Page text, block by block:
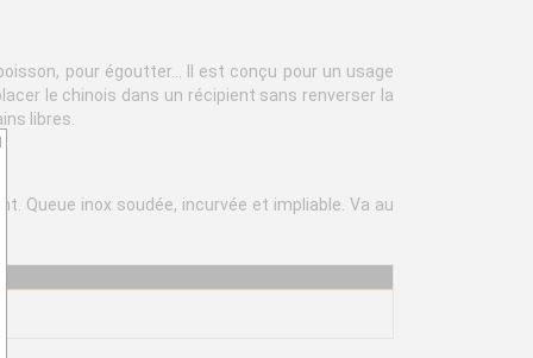
pour égoutter… Il est conçu pour un usage
le chinois dans un récipient sans renverser la
libres.
Queue inox soudée, incurvée et impliable. Va au